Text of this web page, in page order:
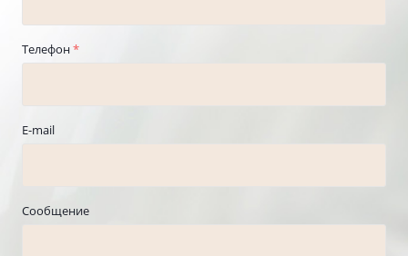
Телефон*
E-mail
Сообщение